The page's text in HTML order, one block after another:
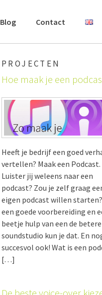
Blog Contact
PROJECTEN
Hoe maak je een
Heeft je bedrijf een goed
vertellen? Maak een Podcast.
Luister jij weleens naar een
podcast? Zou je zelf graag
eigen podcast willen
een goede voorbereiding en
beetje hulp van een de betere
soundstudio kun je dat. En
succesvol ook! Wat is een
[…]